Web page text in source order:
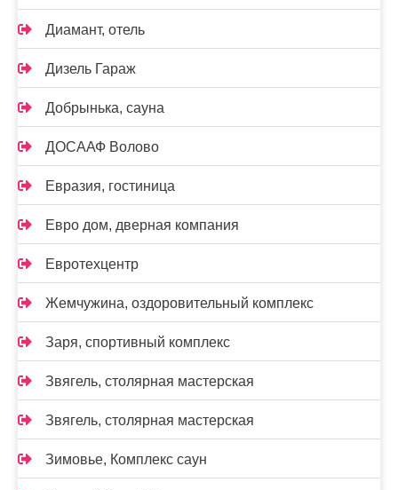
Диамант, отель
Дизель Гараж
Добрынька, сауна
ДОСААФ Волово
Евразия, гостиница
Евро дом, дверная компания
Евротехцентр
Жемчужина, оздоровительный комплекс
Заря, спортивный комплекс
Звягель, столярная мастерская
Звягель, столярная мастерская
Зимовье, Комплекс саун